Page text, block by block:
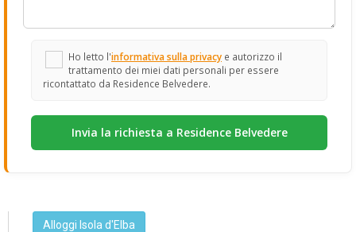
Ho letto l'informativa sulla privacy e autorizzo il
trattamento dei miei dati personali per essere
ricontattato da Residence Belvedere.
Alloggi Isola d'Elba